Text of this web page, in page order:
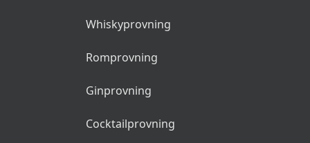
Whiskyprovning
Romprovning
Ginprovning
Cocktailprovning